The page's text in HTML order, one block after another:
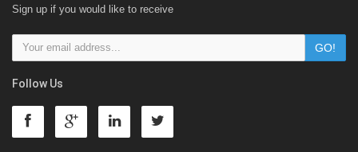
Sign up if you would like to receive
Follow Us